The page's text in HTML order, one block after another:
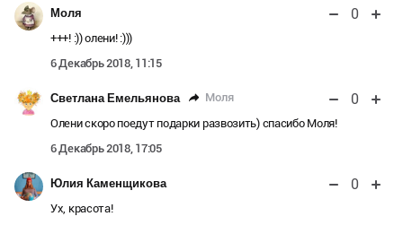
Моля 0
+++! :)) олени! :)))
6 Декабрь 2018, 11:15
Светлана Емельянова Моля 0
Олени скоро поедут подарки развозить) спасибо Моля!
6 Декабрь 2018, 17:05
Юлия Каменщикова 0
Ух, красота!